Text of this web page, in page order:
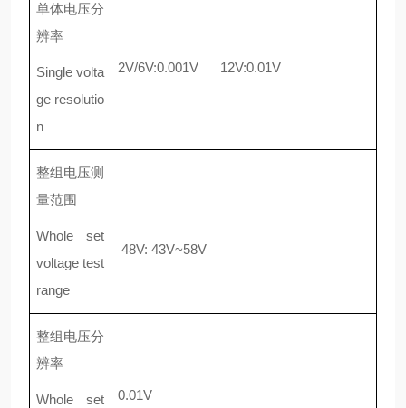
单体电压分
辨率
Single volta
ge resolutio
n
2V/6V:0.001V 12V:0.01V
整组电压测
量范围
Whole set
voltage test
range
48V: 43V~58V
整组电压分
辨率
Whole set
0.01V